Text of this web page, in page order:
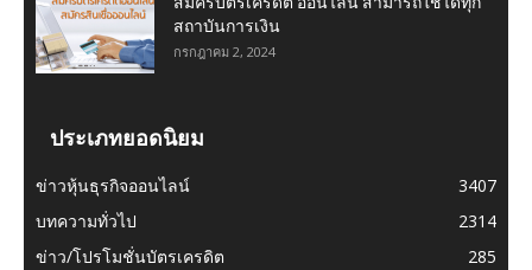
สถาบันการเงิน
กรกฎาคม 2, 2024
ประเภทยอดนิยม
ข่าวหุ้นธุรกิจออนไลน์
3407
บทความทั่วไป
2314
ข่าว/โปรโมชั่นบัตรเครดิต
285